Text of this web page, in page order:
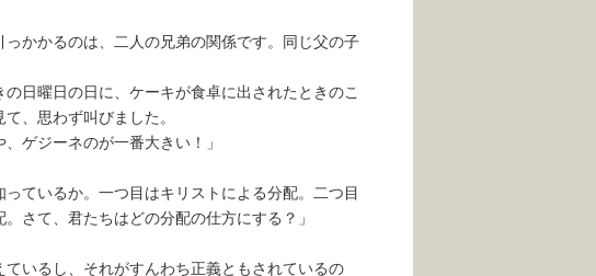
かかるのは、二人の兄弟の関係です。同じ父の子
日曜日の日に、ケーキが食卓に出されたときのこ
、思わず叫びました。
ゲジーネのが一番大きい！」
ているか。一つ目はキリストによる分配。二つ目
さて、君たちはどの分配の仕方にする？」
いるし、それがすんわち正義ともされているの